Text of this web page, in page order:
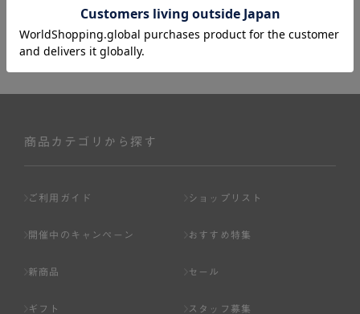
商品カテゴリから探す
ご利用ガイド ショップリスト
開催中のキャンペーン おすすめ特集
新商品 セール
ギフト スタッフ募集